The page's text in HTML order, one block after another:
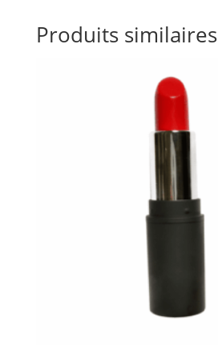
Produits similaires